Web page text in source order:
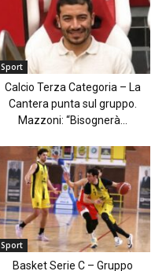
Sport
Calcio Terza Categoria – La
Cantera punta sul gruppo.
Mazzoni: “Bisognerà...
Sport
Basket Serie C – Gruppo